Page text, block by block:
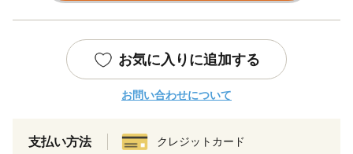
お気に入りに追加する
お問い合わせについて
支払い方法 クレジットカード